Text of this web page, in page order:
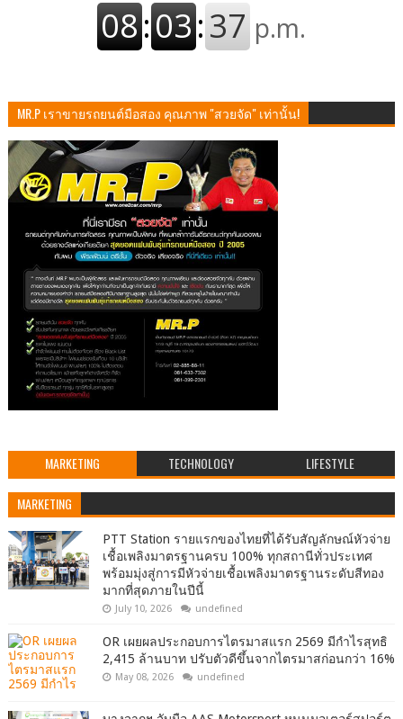
MR.P เราขายรถยนต์มือสอง คุณภาพ "สวยจัด" เท่านั้น!
MARKETING TECHNOLOGY LIFESTYLE
MARKETING
PTT Station รายแรกของไทยที่ได้รับสัญลักษณ์หัวจ่าย
เชื้อเพลิงมาตรฐานครบ 100% ทุกสถานีทั่วประเทศ
พร้อมมุ่งสู่การมีหัวจ่ายเชื้อเพลิงมาตรฐานระดับสีทอง
มากที่สุดภายในปีนี้
July 10, 2026 undefined
OR เผยผลประกอบการไตรมาสแรก 2569 มีกำไรสุทธิ
2,415 ล้านบาท ปรับตัวดีขึ้นจากไตรมาสก่อนกว่า 16%
May 08, 2026 undefined